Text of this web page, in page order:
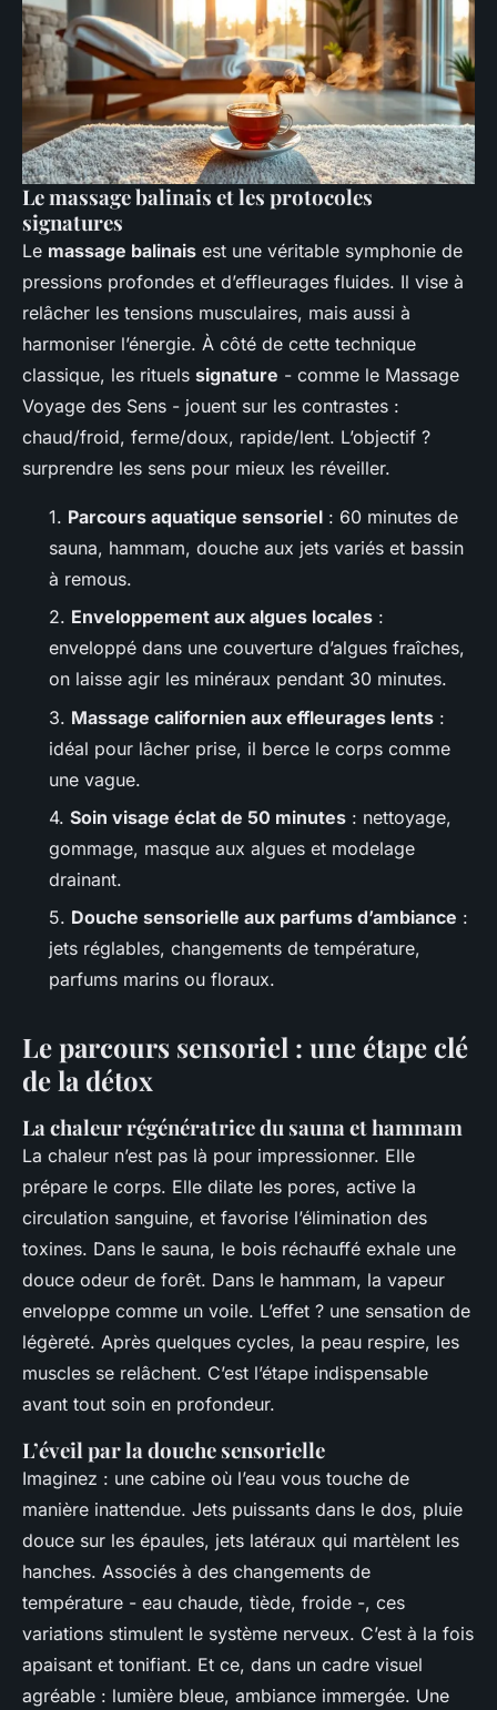
Le massage balinais et les protocoles
signatures
Le massage balinais est une véritable symphonie de
pressions profondes et d’effleurages fluides. Il vise à
relâcher les tensions musculaires, mais aussi à
harmoniser l’énergie. À côté de cette technique
classique, les rituels signature - comme le Massage
Voyage des Sens - jouent sur les contrastes :
chaud/froid, ferme/doux, rapide/lent. L’objectif ?
surprendre les sens pour mieux les réveiller.
1. Parcours aquatique sensoriel : 60 minutes de
sauna, hammam, douche aux jets variés et bassin
à remous.
2. Enveloppement aux algues locales :
enveloppé dans une couverture d’algues fraîches,
on laisse agir les minéraux pendant 30 minutes.
3. Massage californien aux effleurages lents :
idéal pour lâcher prise, il berce le corps comme
une vague.
4. Soin visage éclat de 50 minutes : nettoyage,
gommage, masque aux algues et modelage
drainant.
5. Douche sensorielle aux parfums d’ambiance :
jets réglables, changements de température,
parfums marins ou floraux.
Le parcours sensoriel : une étape clé
de la détox
La chaleur régénératrice du sauna et hammam
La chaleur n’est pas là pour impressionner. Elle
prépare le corps. Elle dilate les pores, active la
circulation sanguine, et favorise l’élimination des
toxines. Dans le sauna, le bois réchauffé exhale une
douce odeur de forêt. Dans le hammam, la vapeur
enveloppe comme un voile. L’effet ? une sensation de
légèreté. Après quelques cycles, la peau respire, les
muscles se relâchent. C’est l’étape indispensable
avant tout soin en profondeur.
L’éveil par la douche sensorielle
Imaginez : une cabine où l’eau vous touche de
manière inattendue. Jets puissants dans le dos, pluie
douce sur les épaules, jets latéraux qui martèlent les
hanches. Associés à des changements de
température - eau chaude, tiède, froide -, ces
variations stimulent le système nerveux. C’est à la fois
apaisant et tonifiant. Et ce, dans un cadre visuel
agréable : lumière bleue, ambiance immergée. Une